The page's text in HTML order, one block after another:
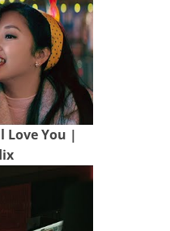
Love You |